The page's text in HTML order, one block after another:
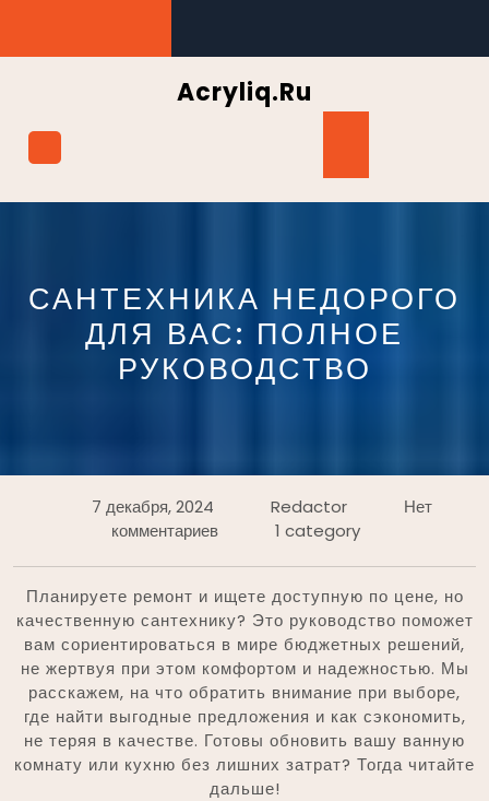
содержимому
Acryliq.ru
САНТЕХНИКА НЕДОРОГО
ДЛЯ ВАС: ПОЛНОЕ
РУКОВОДСТВО
7 декабря, 2024 Redactor
Нет
комментариев
1 category
Планируете ремонт и ищете доступную по цене, но
качественную сантехнику? Это руководство поможет
вам сориентироваться в мире бюджетных решений,
не жертвуя при этом комфортом и надежностью. Мы
расскажем, на что обратить внимание при выборе,
где найти выгодные предложения и как сэкономить,
не теряя в качестве. Готовы обновить вашу ванную
комнату или кухню без лишних затрат? Тогда читайте
дальше!